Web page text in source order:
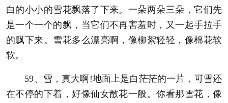
白的小小的雪花飘落了下来。一朵两朵三朵，它们先
是一个一个的飘，当它们不再害羞时，又一起手拉手
的飘下来。雪花多么漂亮啊，像柳絮轻轻，像棉花软
软。
59、雪，真大啊!地面上是白茫茫的一片，可雪还
在不停的下着，好像仙女散花一般。你看那雪花，像